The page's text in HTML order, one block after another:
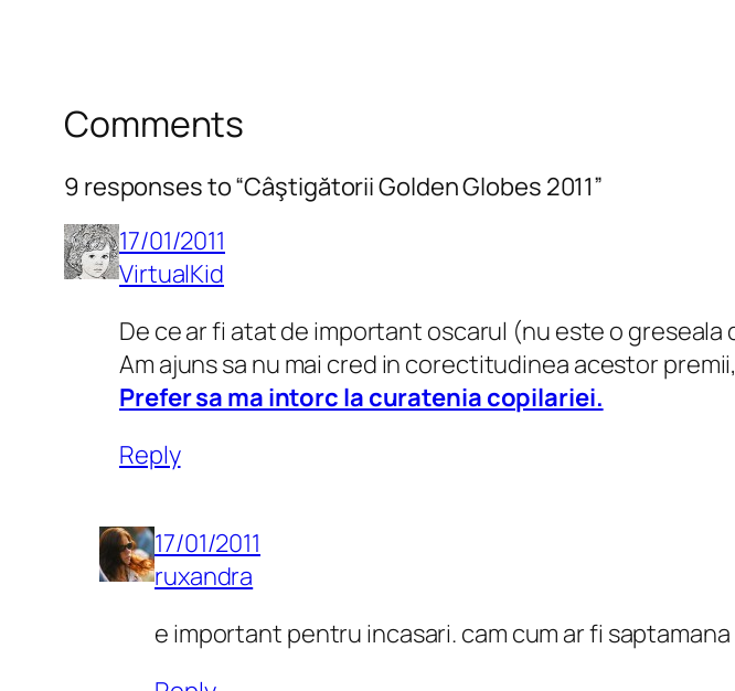
Comments
9 responses to “Câştigătorii Golden Globes 2011”
17/01/2011
VirtualKid
De ce ar fi atat de important oscarul (nu este o greseala
Am ajuns sa nu mai cred in corectitudinea acestor
Prefer sa ma intorc la curatenia copilariei.
Reply
17/01/2011
ruxandra
e important pentru incasari. cam cum ar fi